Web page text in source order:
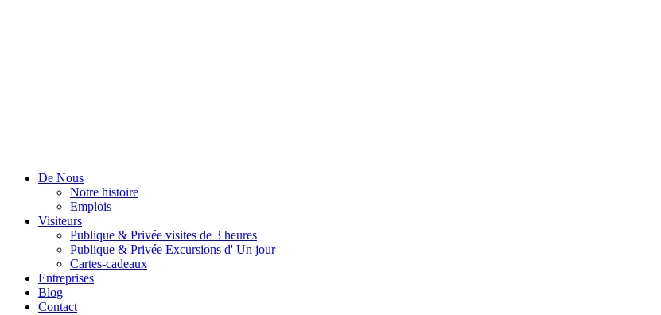
De Nous
Notre histoire
Emplois
Visiteurs
Publique & Privée visites de 3 heures
Publique & Privée Excursions d' Un jour
Cartes-cadeaux
Entreprises
Blog
Contact